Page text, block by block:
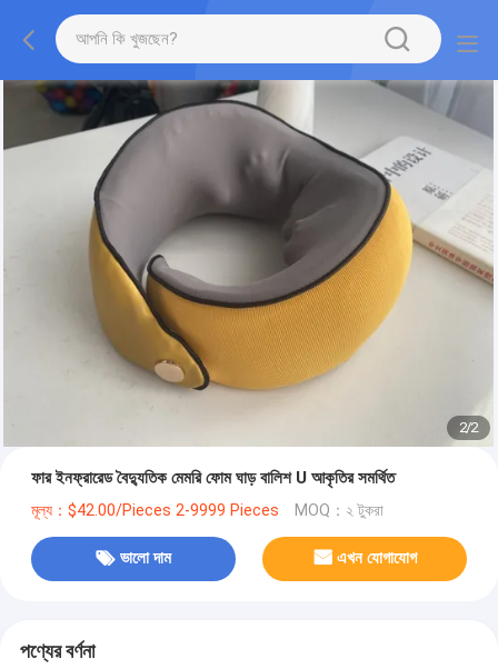
2/2
ফার ইনফ্রারেড বৈদ্যুতিক মেমরি ফোম ঘাড় বালিশ U আকৃতির সমর্থিত
মূল্য：$42.00/Pieces 2-9999 Pieces MOQ：২ টুকরা
ভালো দাম এখন যোগাযোগ
পণ্যের বর্ণনা